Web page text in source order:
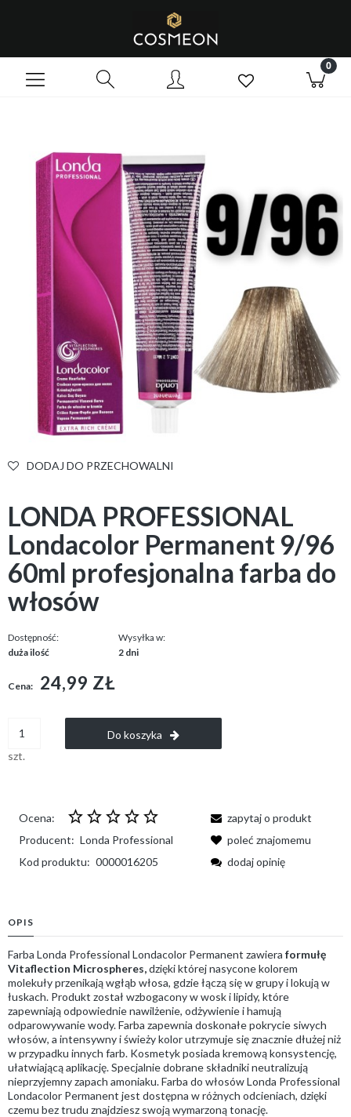
DODAJ DO PRZECHOWALNI
LONDA PROFESSIONAL
Londacolor Permanent 9/96
60ml profesjonalna farba do
włosów
Dostępność:
duża ilość
Wysyłka w:
2 dni
Cena: 24,99 ZŁ
szt.
Do koszyka
Ocena:
Producent: Londa Professional
Kod produktu: 0000016205
zapytaj o produkt
poleć znajomemu
dodaj opinię
OPIS
Farba Londa Professional Londacolor Permanent zawiera formułę
Vitaflection Microspheres,dzięki której nasycone kolorem
molekuły przenikają wgłąb włosa, gdzie łączą się w grupy i lokują w
łuskach. Produkt został wzbogacony w wosk i lipidy, które
zapewniają odpowiednie nawilżenie, odżywienie i hamują
odparowywanie wody. Farba zapewnia doskonałe pokrycie siwych
włosów, a intensywny i świeży kolor utrzymuje się znacznie dłużej niż
w przypadku innych farb. Kosmetyk posiada kremową konsystencję,
ułatwiającą aplikację. Specjalnie dobrane składniki neutralizują
nieprzyjemny zapach amoniaku. Farba do włosów Londa Professional
Londacolor Permanent jest dostępna w różnych odcieniach, dzięki
czemu bez trudu znajdziesz swoją wymarzoną tonację.